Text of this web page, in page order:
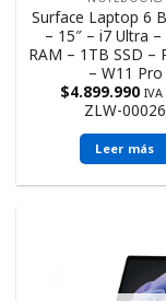
Surface Laptop 6
– 15″ – i7 Ultra –
RAM – 1TB SSD –
– W11 Pro
$4.899.990 IVA
ZLW-00026
Leer más